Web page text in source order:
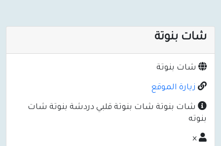
شات بنوتة
شات بنوتة
زيارة الموقع
شات بنوتة شات بنوتة قلبي دردشة بنوتة شات
بنوته
×